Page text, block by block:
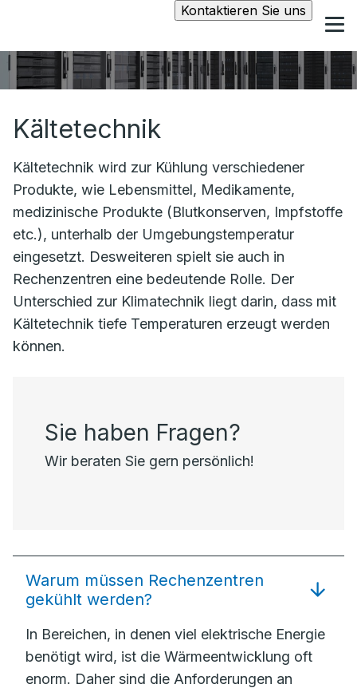
Kontaktieren Sie uns
Kältetechnik
Kältetechnik wird zur Kühlung verschiedener
Produkte, wie Lebensmittel, Medikamente,
medizinische Produkte (Blutkonserven, Impfstoffe
etc.), unterhalb der Umgebungstemperatur
eingesetzt. Desweiteren spielt sie auch in
Rechenzentren eine bedeutende Rolle. Der
Unterschied zur Klimatechnik liegt darin, dass mit
Kältetechnik tiefe Temperaturen erzeugt werden
können.
Sie haben Fragen?
Wir beraten Sie gern persönlich!
Warum müssen Rechenzentren
gekühlt werden?
In Bereichen, in denen viel elektrische Energie
benötigt wird, ist die Wärmeentwicklung oft
enorm. Daher sind die Anforderungen an